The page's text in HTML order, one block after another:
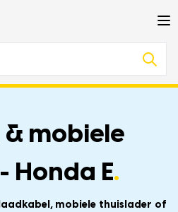
mobiele
Honda E.
mobiele thuislader of